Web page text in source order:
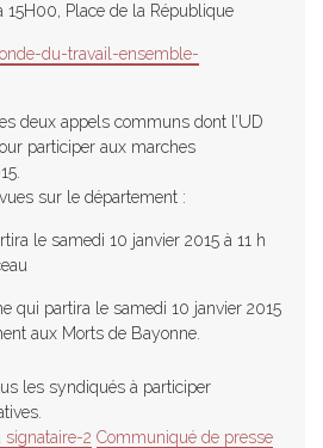
15H00, Place de la République
du-travail-ensemble-
deux appels communs dont l’UD
participer aux marches
sur le département :
le samedi 10 janvier 2015 à 11 h
qui partira le samedi 10 janvier 2015
aux Morts de Bayonne.
les syndiqués à participer
signataire-2 Communiqué de presse